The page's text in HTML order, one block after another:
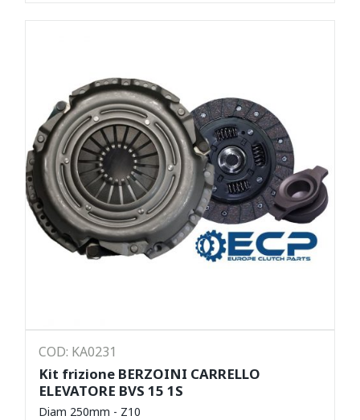
COD: KA0231
Kit frizione BERZOINI CARRELLO
ELEVATORE BVS 15 1S
Diam 250mm - Z10